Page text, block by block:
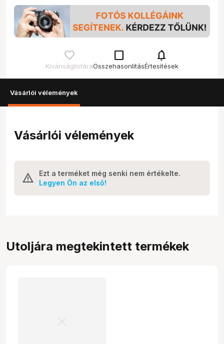
Kívánságlistára
check_box_outline_blank
Összehasonlítás
notifications
Értesítések
Vásárlói vélemények
Vásárlói vélemények
Ezt a terméket még senki nem értékelte.
Legyen Ön az első!
Utoljára megtekintett termékek